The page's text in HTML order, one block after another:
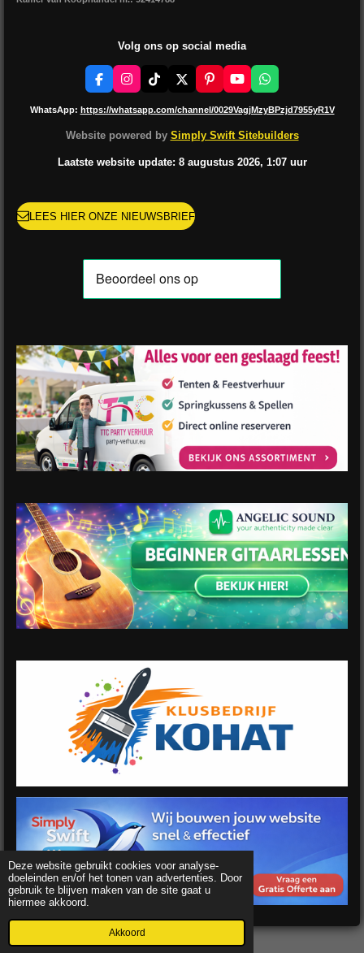
Deze website gebruikt cookies voor analyse-
doeleinden en/of het tonen van advertenties. Door
gebruik te blijven maken van de site gaat u
hiermee akkoord.
Akkoord
Volg ons op social media
F
a
c
b
k
I
n
s
a
r
a
T
k
o
X
P
i
n
e
r
s
Y
o
u
u
b
e
W
h
a
s
A
p
p
WhatsApp: https://whatsapp.com/channel/0029VagjMzyBPzjd7955yR1V
Website powered by Simply Swift Sitebuilders
Laatste website update: 8 augustus 2026, 1:07 uur
LEES HIER ONZE NIEUWSBRIEF